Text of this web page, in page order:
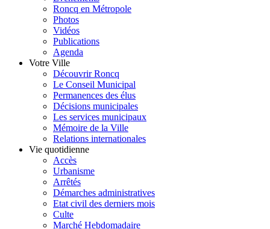
Roncq en Métropole
Photos
Vidéos
Publications
Agenda
Votre Ville
Découvrir Roncq
Le Conseil Municipal
Permanences des élus
Décisions municipales
Les services municipaux
Mémoire de la Ville
Relations internationales
Vie quotidienne
Accès
Urbanisme
Arrêtés
Démarches administratives
Etat civil des derniers mois
Culte
Marché Hebdomadaire